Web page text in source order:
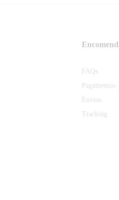
FAQs
Pagamentos
Envios
Tracking